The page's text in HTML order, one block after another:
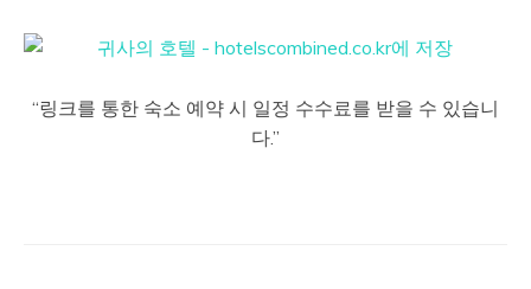
“링크를 통한 숙소 예약 시 일정 수수료를 받을 수 있습니
다.”